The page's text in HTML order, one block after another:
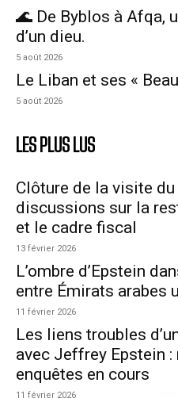
🌊 De Byblos à Afqa,
d’un dieu.
5 août 2026
Le Liban et ses «
5 août 2026
LES PLUS LUS
Clôture de la visite du
discussions sur la
et le cadre fiscal
13 février 2026
L’ombre d’Epstein
entre Émirats arabes
11 février 2026
Les liens troubles
avec Jeffrey Epstein
enquêtes en cours
11 février 2026